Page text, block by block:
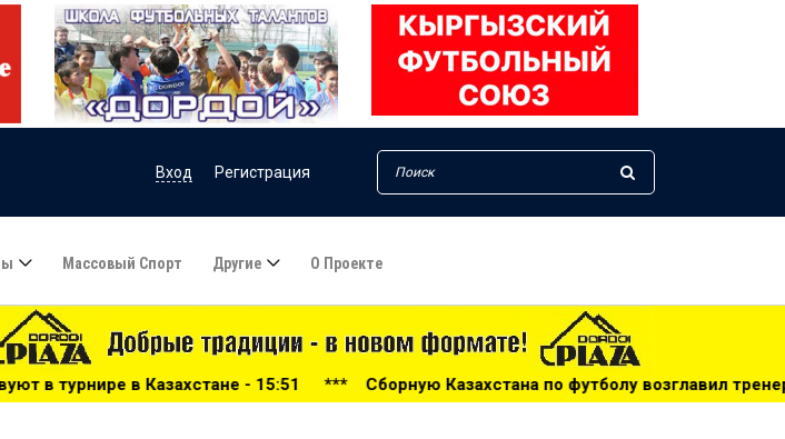
Вход Регистрация
Массовый Спорт Другие О Проекте
- 15:51 ***Сборную Казахстана по футболу возглавил тренер из Голландии - 14:34